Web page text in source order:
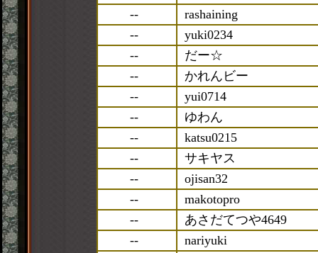
--
rashaining
--
yuki0234
--
だー☆
--
かれんビー
--
yui0714
--
ゆわん
--
katsu0215
--
サキヤス
--
ojisan32
--
makotopro
--
あさだてつや4649
--
nariyuki